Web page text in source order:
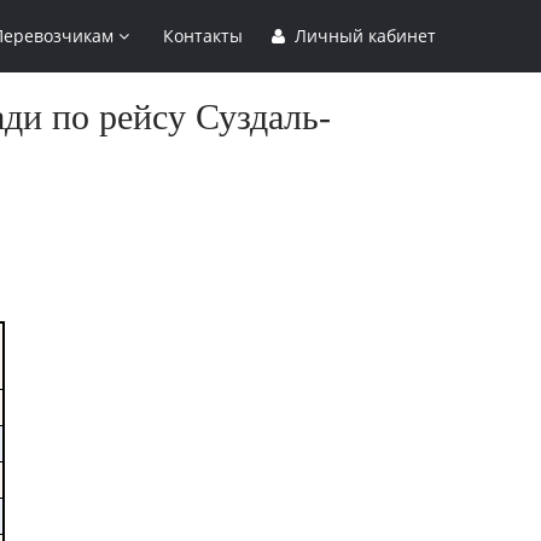
Контакты Личный кабинет
по рейсу Суздаль-